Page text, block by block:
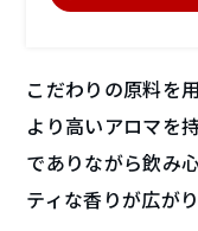
こだわりの原料を
より高いアロマを
でありながら飲み
ティな香りが広がり